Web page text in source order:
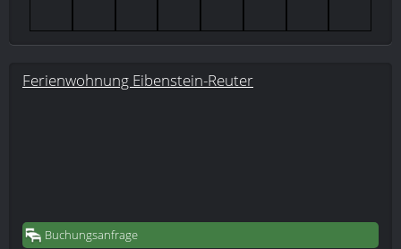
Ferienwohnung Eibenstein-Reuter
Buchungsanfrage